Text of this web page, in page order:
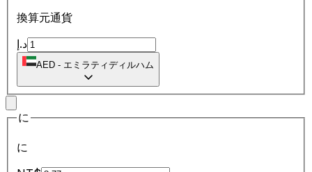
換算元通貨
د.إ
AED - エミラティディルハム
に
に